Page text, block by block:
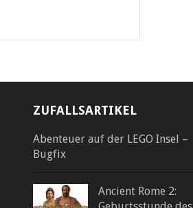
ZUFALLSARTIKEL
Abenteuer auf der LEGO Insel –
Bugfix
Ancient Rome 2: